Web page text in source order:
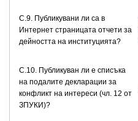
C.9. Публикувани ли са в
Интернет страницата отчети за
дейността на институцията?
C.10. Публикуван ли е списъка
на подалите декларации за
конфликт на интереси (чл. 12 от
ЗПУКИ)?